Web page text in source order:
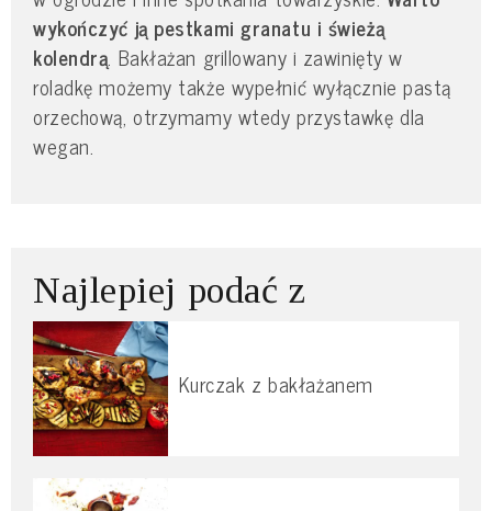
wykończyć ją pestkami granatu i świeżą
kolendrą. Bakłażan grillowany i zawinięty w
roladkę możemy także wypełnić wyłącznie pastą
orzechową, otrzymamy wtedy przystawkę dla
wegan.
Najlepiej podać z
Kurczak z bakłażanem